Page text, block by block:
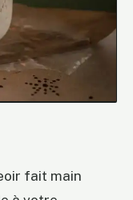
fait main